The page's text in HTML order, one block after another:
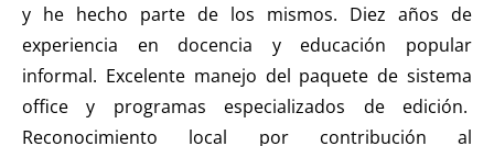
y he hecho parte de los mismos. Diez años de
experiencia en docencia y educación popular
informal. Excelente manejo del paquete de sistema
office y programas especializados de edición.
Reconocimiento local por contribución al